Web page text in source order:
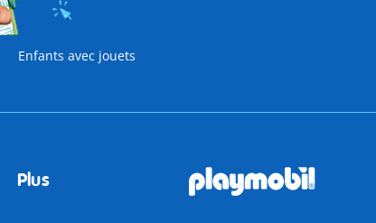
Enfants avec jouets
Plus